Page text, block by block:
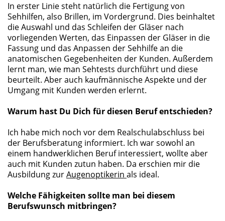
In erster Linie steht natürlich die Fertigung von
Sehhilfen, also Brillen, im Vordergrund. Dies beinhaltet
die Auswahl und das Schleifen der Gläser nach
vorliegenden Werten, das Einpassen der Gläser in die
Fassung und das Anpassen der Sehhilfe an die
anatomischen Gegebenheiten der Kunden. Außerdem
lernt man, wie man Sehtests durchführt und diese
beurteilt. Aber auch kaufmännische Aspekte und der
Umgang mit Kunden werden erlernt.
Warum hast Du Dich für diesen Beruf entschieden?
Ich habe mich noch vor dem Realschulabschluss bei
der Berufsberatung informiert. Ich war sowohl an
einem handwerklichen Beruf interessiert, wollte aber
auch mit Kunden zutun haben. Da erschien mir die
Ausbildung zurAugenoptikerin als ideal.
Welche Fähigkeiten sollte man bei diesem
Berufswunsch mitbringen?